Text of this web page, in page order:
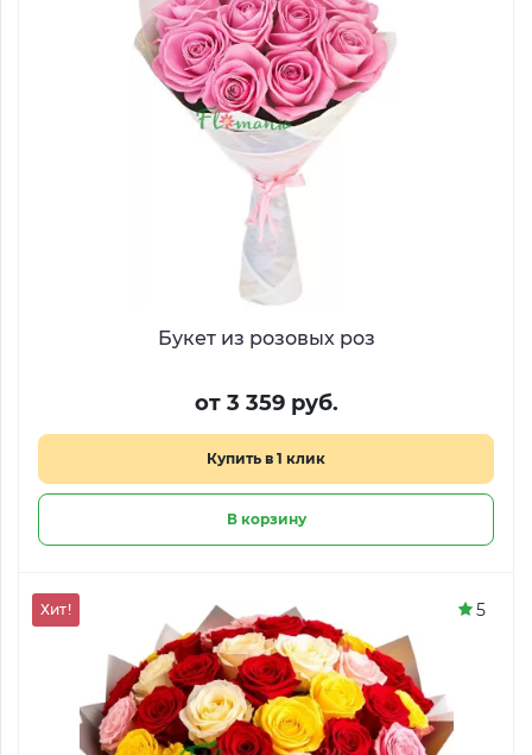
Букет из розовых роз
от 3 359 руб.
Купить в 1 клик
В корзину
Хит! 5